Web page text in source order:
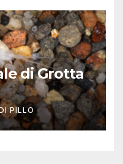
di Grotta
PILLO